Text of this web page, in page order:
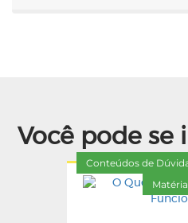
Você pode se
Conteúdos de